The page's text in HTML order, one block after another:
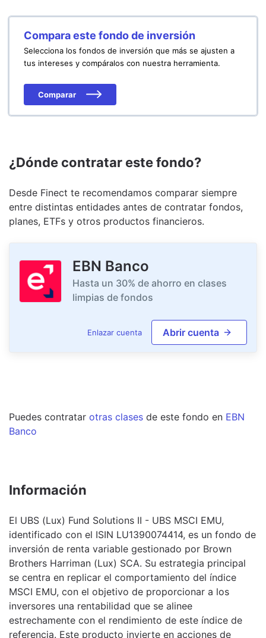
Compara este fondo de inversión
Selecciona los fondos de inversión que más se ajusten a
tus intereses y compáralos con nuestra herramienta.
Comparar
¿Dónde contratar este fondo?
Desde Finect te recomendamos comparar siempre
entre distintas entidades antes de contratar fondos,
planes, ETFs y otros productos financieros.
EBN Banco
Hasta un 30% de ahorro en clases
limpias de fondos
Enlazar cuenta Abrir cuenta
Puedes contratar otras clases de este fondo en EBN
Banco
Información
El UBS (Lux) Fund Solutions II - UBS MSCI EMU,
identificado con el ISIN LU1390074414, es un fondo de
inversión de renta variable gestionado por Brown
Brothers Harriman (Lux) SCA. Su estrategia principal
se centra en replicar el comportamiento del índice
MSCI EMU, con el objetivo de proporcionar a los
inversores una rentabilidad que se alinee
estrechamente con el rendimiento de este índice de
referencia. Este producto invierte en acciones de